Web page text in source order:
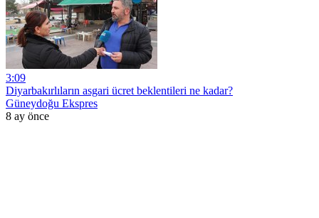
3:09
Diyarbakırlıların asgari ücret beklentileri ne kadar?
Güneydoğu Ekspres
8 ay önce